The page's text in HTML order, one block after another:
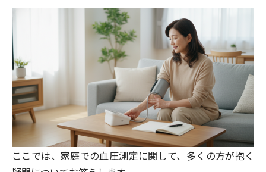
ここでは、家庭での血圧測定に関して、多くの方が抱く